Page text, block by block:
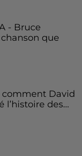
- Bruce
que
comment David
l’histoire des...